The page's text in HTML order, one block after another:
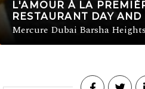
L'AMOUR À LA
RESTAURANT DAY
Mercure Dubai Barsha Heights